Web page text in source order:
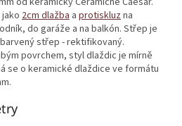
2cm dlažba a protiskluzna
do garáže a na balkón. Střep je
střep - rektifikovaný.
povrchem, styl dlaždic je mírně
se o keramické dlaždice ve formátu